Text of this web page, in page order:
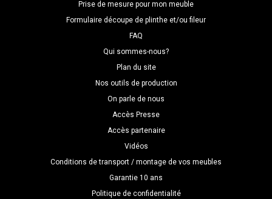
Prise de mesure pour mon meuble
Formulaire découpe de plinthe et/ou fileur
FAQ
Qui sommes-nous?
Plan du site
Nos outils de production
On parle de nous
Accès Presse
Accès partenaire
Vidéos
Conditions de transport / montage de vos meubles
Garantie 10 ans
Politique de confidentialité